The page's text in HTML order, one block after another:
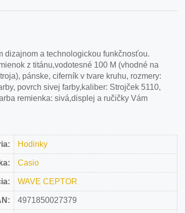
dizajnom a technologickou funkčnosťou.
z titánu,vodotesné 100 M (vhodné na
pánske, ciferník v tvare kruhu, rozmery:
povrch sivej farby,kaliber: Strojček 5110,
remienka: sivá,displej a ručičky Vám
Hodinky
Casio
WAVE CEPTOR
4971850027379